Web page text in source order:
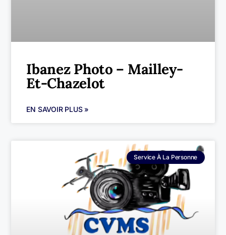
Ibanez Photo – Mailley-
Et-Chazelot
EN SAVOIR PLUS »
Service À La Personne